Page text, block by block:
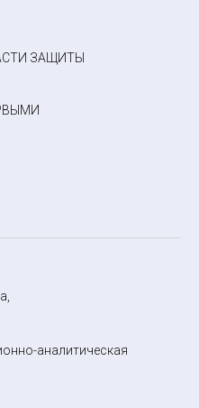
ЗАЩИТЫ
аналитическая